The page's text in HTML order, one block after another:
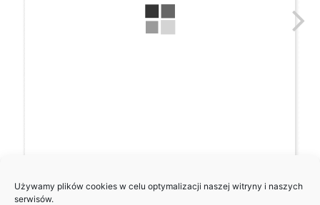
Używamy plików cookies w celu optymalizacji naszej witryny i naszych
serwisów.